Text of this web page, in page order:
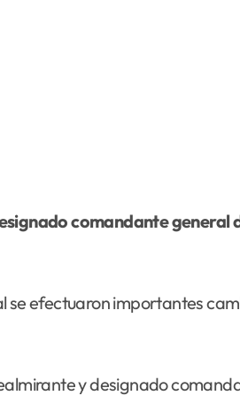
se efectuaron importantes
y designado